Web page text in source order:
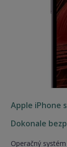
Apple iPhone
Dokonale
Operačný